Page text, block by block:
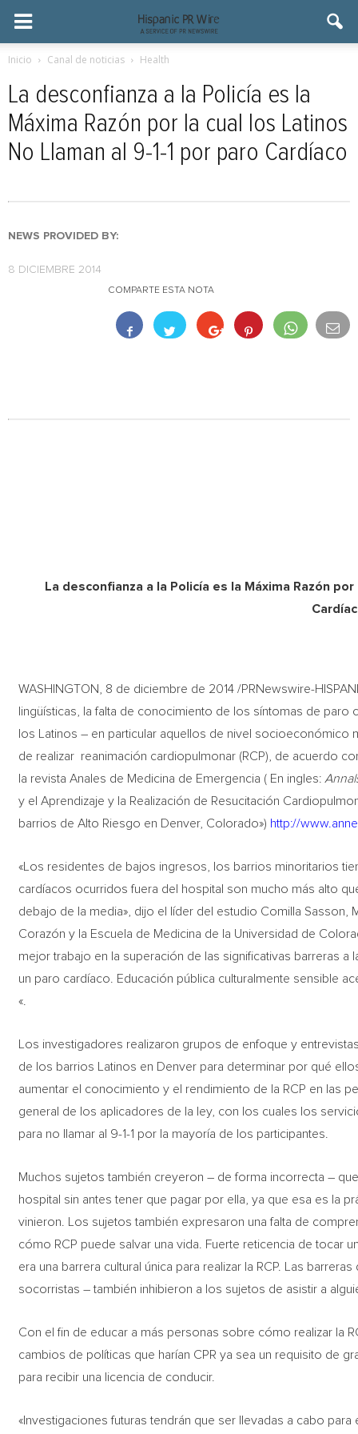
Inicio Canal de noticias Health
La desconfianza a la Policía es la
Máxima Razón por la cual los Latinos
No Llaman al 9-1-1 por paro Cardíaco
NEWS PROVIDED BY:
8 DICIEMBRE 2014
COMPARTE ESTA NOTA
La desconfianza a la Policía es la Máxima Razón
WASHINGTON, 8 de diciembre de 2014 /PRNewswire-
lingüísticas, la falta de conocimiento de los síntomas de
los Latinos – en particular aquellos de nivel
de realizar reanimación cardiopulmonar (RCP), de acuerdo
la revista Anales de Medicina de Emergencia ( En ingles:
y el Aprendizaje y la Realización de Resucitación
barrios de Alto Riesgo en Denver, Colorado») http://
«Los residentes de bajos ingresos, los barrios minoritarios
cardíacos ocurridos fuera del hospital son mucho más alto
debajo de la media», dijo el líder del estudio Comilla Sasson,
Corazón y la Escuela de Medicina de la Universidad de
mejor trabajo en la superación de las significativas barreras
un paro cardíaco. Educación pública culturalmente sensible
«.
Los investigadores realizaron grupos de enfoque y
de los barrios Latinos en Denver para determinar por qué
aumentar el conocimiento y el rendimiento de la RCP en las
general de los aplicadores de la ley, con los cuales los
para no llamar al 9-1-1 por la mayoría de los participantes.
Muchos sujetos también creyeron – de forma incorrecta –
hospital sin antes tener que pagar por ella, ya que esa es la
vinieron. Los sujetos también expresaron una falta de
cómo RCP puede salvar una vida. Fuerte reticencia de tocar
era una barrera cultural única para realizar la RCP. Las
socorristas – también inhibieron a los sujetos de asistir a
Con el fin de educar a más personas sobre cómo realizar la
cambios de políticas que harían CPR ya sea un requisito de
para recibir una licencia de conducir.
«Investigaciones futuras tendrán que ser llevadas a cabo